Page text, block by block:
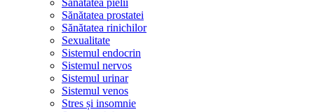
Sănătatea pielii
Sănătatea prostatei
Sănătatea rinichilor
Sexualitate
Sistemul endocrin
Sistemul nervos
Sistemul urinar
Sistemul venos
Stres și insomnie